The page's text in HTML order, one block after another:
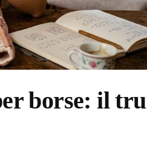
borse: il